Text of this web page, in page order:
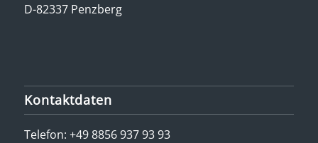
D-82337 Penzberg
Kontaktdaten
Telefon: +49 8856 937 93 93